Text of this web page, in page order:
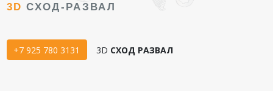
3D СХОД-РАЗВАЛ
+7 925 780 3131 3D СХОД РАЗВАЛ